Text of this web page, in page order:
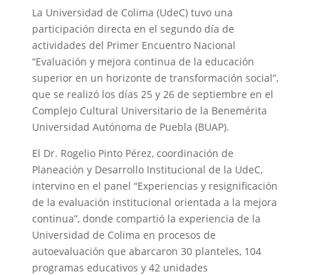
La Universidad de Colima (UdeC) tuvo una
participación directa en el segundo día de
actividades del Primer Encuentro Nacional
“Evaluación y mejora continua de la educación
superior en un horizonte de transformación social”,
que se realizó los días 25 y 26 de septiembre en el
Complejo Cultural Universitario de la Benemérita
Universidad Autónoma de Puebla (BUAP).
El Dr. Rogelio Pinto Pérez, coordinación de
Planeación y Desarrollo Institucional de la UdeC,
intervino en el panel “Experiencias y resignificación
de la evaluación institucional orientada a la mejora
continua”, donde compartió la experiencia de la
Universidad de Colima en procesos de
autoevaluación que abarcaron 30 planteles, 104
programas educativos y 42 unidades